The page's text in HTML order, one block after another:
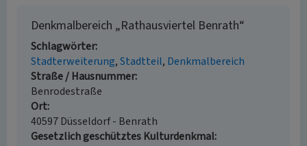
Denkmalbereich „Rathausviertel Benrath“
Schlagwörter
Stadterweiterung Stadtteil Denkmalbereich
Straße / Hausnummer
Benrodestraße
Ort
40597 Düsseldorf - Benrath
Gesetzlich geschütztes Kulturdenkmal